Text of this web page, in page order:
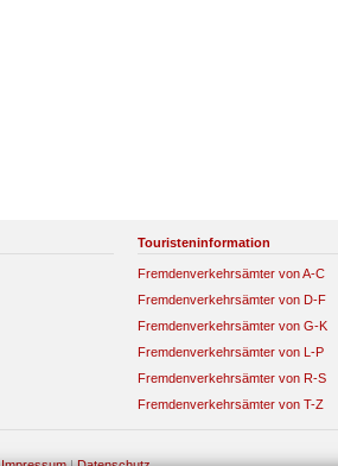
Touristeninformation
Fremdenverkehrsämter von A-C
Fremdenverkehrsämter von D-F
Fremdenverkehrsämter von G-K
Fremdenverkehrsämter von L-P
Fremdenverkehrsämter von R-S
Fremdenverkehrsämter von T-Z